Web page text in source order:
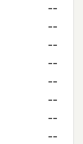
--
--
--
--
--
--
--
--